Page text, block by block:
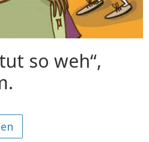
so weh“,
en